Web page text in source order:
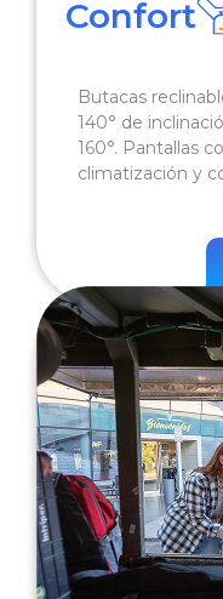
Confort
Butacas
140° de
160°. Pantallas
climatización y